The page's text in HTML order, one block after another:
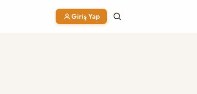
Giriş Yap